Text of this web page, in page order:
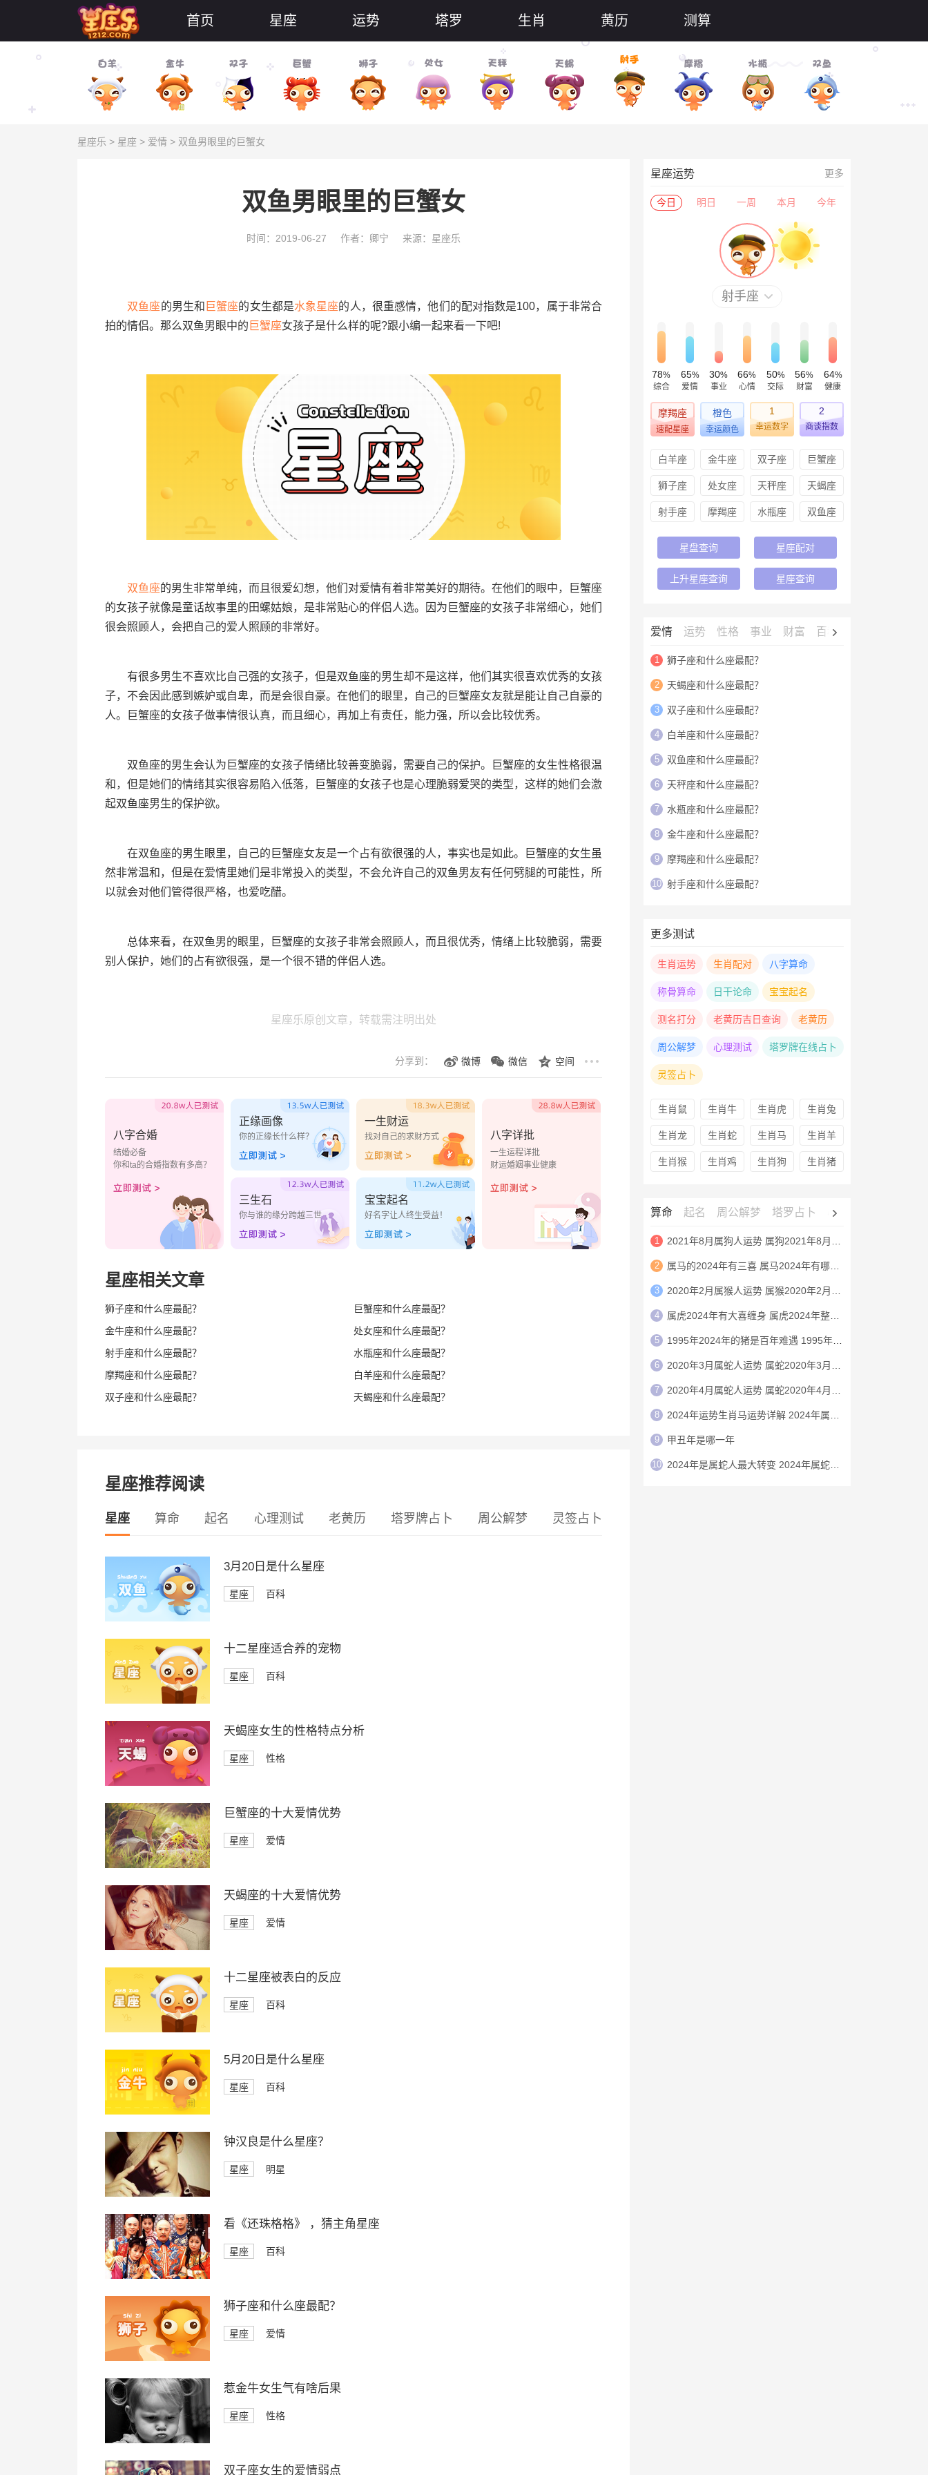
首页 星座 运势 塔罗 生肖 黄历 测算
星座乐 > 星座 > 爱情 > 双鱼男眼里的巨蟹女
双鱼男眼里的巨蟹女
时间：2019-06-27 作者：卿宁 来源：星座乐
双鱼座的男生和 巨蟹座的女生都是水象星座的人，很重感情，他们的配对指数是100，属于非常合
拍的情侣。那么双鱼男眼中的 巨蟹座女孩子是什么样的呢?跟小编一起来看一下吧!
双鱼座的男生非常单纯，而且很爱幻想，他们对爱情有着非常美好的期待。在他们的眼中，巨蟹座
的女孩子就像是童话故事里的田螺姑娘，是非常贴心的伴侣人选。因为巨蟹座的女孩子非常细心，她们
很会照顾人，会把自己的爱人照顾的非常好。
有很多男生不喜欢比自己强的女孩子，但是双鱼座的男生却不是这样，他们其实很喜欢优秀的女孩
子，不会因此感到嫉妒或自卑，而是会很自豪。在他们的眼里，自己的巨蟹座女友就是能让自己自豪的
人。巨蟹座的女孩子做事情很认真，而且细心，再加上有责任，能力强，所以会比较优秀。
双鱼座的男生会认为巨蟹座的女孩子情绪比较善变脆弱，需要自己的保护。巨蟹座的女生性格很温
和，但是她们的情绪其实很容易陷入低落，巨蟹座的女孩子也是心理脆弱爱哭的类型，这样的她们会激
起双鱼座男生的保护欲。
在双鱼座的男生眼里，自己的巨蟹座女友是一个占有欲很强的人，事实也是如此。巨蟹座的女生虽
然非常温和，但是在爱情里她们是非常投入的类型，不会允许自己的双鱼男友有任何劈腿的可能性，所
以就会对他们管得很严格，也爱吃醋。
总体来看，在双鱼男的眼里，巨蟹座的女孩子非常会照顾人，而且很优秀，情绪上比较脆弱，需要
别人保护，她们的占有欲很强，是一个很不错的伴侣人选。
星座乐原创文章，转载需注明出处
分享到： 微博 微信 空间
八字合婚
结婚必备
你和ta的合婚指数有多高？
正缘画像
你的正缘长什么样？
一生财运
找对自己的求财方式
三生石
你与谁的缘分跨越三世
宝宝起名
好名字让人终生受益！
八字详批
一生运程详批
财运婚姻事业健康
星座相关文章
狮子座和什么座最配？
巨蟹座和什么座最配？
金牛座和什么座最配？
处女座和什么座最配？
射手座和什么座最配？
水瓶座和什么座最配？
摩羯座和什么座最配？
白羊座和什么座最配？
双子座和什么座最配？
天蝎座和什么座最配？
星座推荐阅读
星座 算命 起名 心理测试 老黄历 塔罗牌占卜 周公解梦 灵签占卜
3月20日是什么星座
星座 百科
十二星座适合养的宠物
星座 百科
天蝎座女生的性格特点分析
星座 性格
巨蟹座的十大爱情优势
星座 爱情
天蝎座的十大爱情优势
星座 爱情
十二星座被表白的反应
星座 百科
5月20日是什么星座
星座 百科
钟汉良是什么星座？
星座 明星
看《还珠格格》 ，猜主角星座
星座 百科
狮子座和什么座最配？
星座 爱情
惹金牛女生气有啥后果
星座 性格
双子座女生的爱情弱点
星座运势 更多
今日 明日 一周 本月 今年
射手座
78%
综合
65%
爱情
30%
事业
66%
心情
50%
交际
56%
财富
64%
健康
摩羯座
速配星座
橙色
幸运颜色
1
幸运数字
2
商谈指数
白羊座 金牛座 双子座 巨蟹座
狮子座 处女座 天秤座 天蝎座
射手座 摩羯座 水瓶座 双鱼座
星盘查询 星座配对
上升星座查询 星座查询
爱情 运势 性格 事业 财富 百科
1 狮子座和什么座最配？
2 天蝎座和什么座最配？
3 双子座和什么座最配？
4 白羊座和什么座最配？
5 双鱼座和什么座最配？
6 天秤座和什么座最配？
7 水瓶座和什么座最配？
8 金牛座和什么座最配？
9 摩羯座和什么座最配？
10 射手座和什么座最配？
更多测试
生肖运势 生肖配对 八字算命
称骨算命 日干论命 宝宝起名
测名打分 老黄历吉日查询 老黄历
周公解梦 心理测试 塔罗牌在线占卜
灵签占卜
生肖鼠 生肖牛 生肖虎 生肖兔
生肖龙 生肖蛇 生肖马 生肖羊
生肖猴 生肖鸡 生肖狗 生肖猪
算命 起名 周公解梦 塔罗占卜 心理测试
1 2021年8月属狗人运势 属狗2021年8月运程
2 属马的2024年有三喜 属马2024年有哪三喜
3 2020年2月属猴人运势 属猴2020年2月运程
4 属虎2024年有大喜缠身 属虎2024年整体运势
5 1995年2024年的猪是百年难遇 1995年2024年猪运势如何
6 2020年3月属蛇人运势 属蛇2020年3月运程
7 2020年4月属蛇人运势 属蛇2020年4月运程
8 2024年运势生肖马运势详解 2024年属马人的全年运势详解
9 甲丑年是哪一年
10 2024年是属蛇人最大转变 2024年属蛇人的全年运势